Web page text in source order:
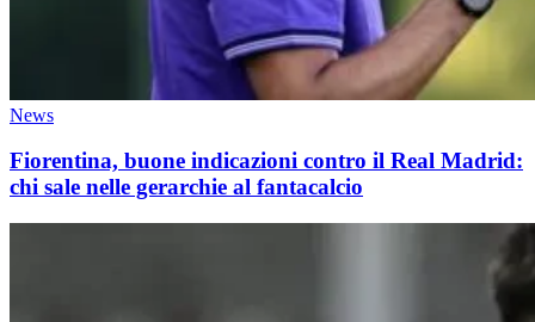
News
Fiorentina, buone indicazioni contro il Real Madrid:
chi sale nelle gerarchie al fantacalcio